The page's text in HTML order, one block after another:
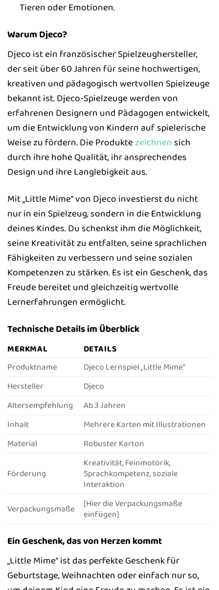
Tieren oder Emotionen.
Warum Djeco?
Djeco ist ein französischer Spielzeughersteller,
der seit über 60 Jahren für seine hochwertigen,
kreativen und pädagogisch wertvollen Spielzeuge
bekannt ist. Djeco-Spielzeuge werden von
erfahrenen Designern und Pädagogen entwickelt,
um die Entwicklung von Kindern auf spielerische
Weise zu fördern. Die Produktezeichnen sich
durch ihre hohe Qualität, ihr ansprechendes
Design und ihre Langlebigkeit aus.
Mit „Little Mime“ von Djeco investierst du nicht
nur in ein Spielzeug, sondern in die Entwicklung
deines Kindes. Du schenkst ihm die Möglichkeit,
seine Kreativität zu entfalten, seine sprachlichen
Fähigkeiten zu verbessern und seine sozialen
Kompetenzen zu stärken. Es ist ein Geschenk, das
Freude bereitet und gleichzeitig wertvolle
Lernerfahrungen ermöglicht.
Technische Details im Überblick
MERKMAL
DETAILS
Produktname
Djeco Lernspiel „Little Mime“
Hersteller
Djeco
Altersempfehlung
Ab 3 Jahren
Inhalt
Mehrere Karten mit Illustrationen
Material
Robuster Karton
Förderung
Kreativität, Feinmotorik,
Sprachkompetenz, soziale
Interaktion
Verpackungsmaße
[Hier die Verpackungsmaße
einfügen]
Ein Geschenk, das von Herzen kommt
„Little Mime“ ist das perfekte Geschenk für
Geburtstage, Weihnachten oder einfach nur so,